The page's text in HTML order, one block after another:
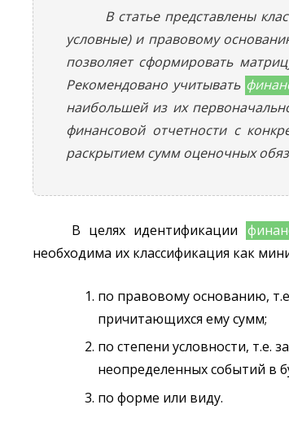
В статье представлены
условные) и правовому
позволяет сформировать
Рекомендовано учитывать
наибольшей из их
финансовой отчетности c
раскрытием сумм оценочных
В целях идентификации
необходима их классификация как
по правовому основанию,
причитающихся ему сумм;
по степени условности, т.е.
неопределенных событий в
по форме или виду.